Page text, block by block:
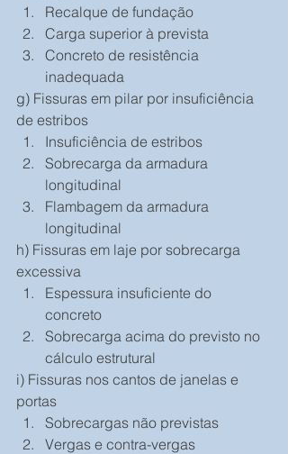
Recalque de fundação
Carga superior à prevista
Concreto de resistência
inadequada
g) Fissuras em pilar por insuficiência
de estribos
Insuficiência de estribos
Sobrecarga da armadura
longitudinal
Flambagem da armadura
longitudinal
h) Fissuras em laje por sobrecarga
excessiva
Espessura insuficiente do
concreto
Sobrecarga acima do previsto no
cálculo estrutural
i) Fissuras nos cantos de janelas e
portas
Sobrecargas não previstas
Vergas e contra-vergas